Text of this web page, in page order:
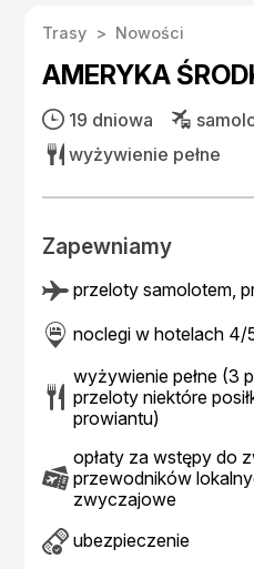
Trasy > Nowości
AMERYKA
19 dniowa
wyżywienie pełne
Zapewniamy
przeloty samolotem,
noclegi w hotelach
wyżywienie pełne (3
przeloty niektóre
prowiantu)
opłaty za wstępy do
przewodników
zwyczajowe
ubezpieczenie